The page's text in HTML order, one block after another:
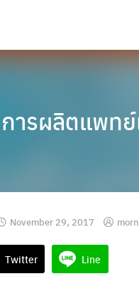
ารผลิตแพท
November 29, 2017
Twitter Line